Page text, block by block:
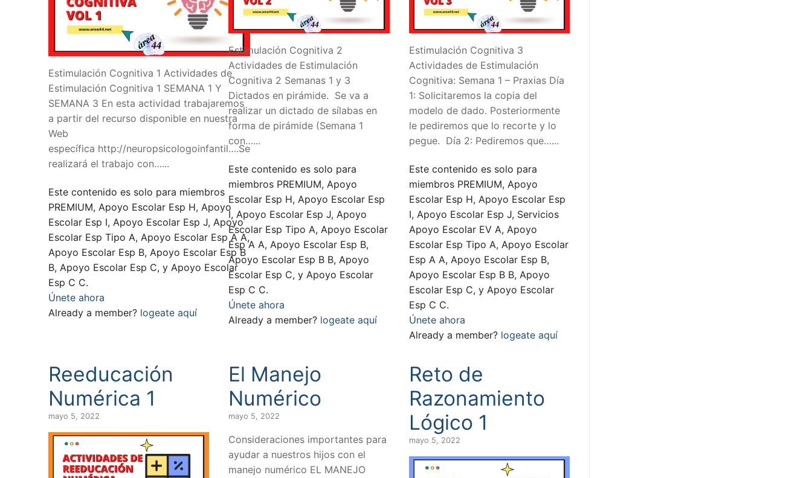
Estimulación Cognitiva 1 Actividades de
Estimulación Cognitiva 1 SEMANA 1 Y
SEMANA 3 En esta actividad trabajaremos
a partir del recurso disponible en nuestra
Web
específica http://neuropsicologoinfantil….Se
realizará el trabajo con…...
Este contenido es solo para miembros
PREMIUM, Apoyo Escolar Esp H, Apoyo
Escolar Esp I, Apoyo Escolar Esp J, Apoyo
Escolar Esp Tipo A, Apoyo Escolar Esp A A,
Apoyo Escolar Esp B, Apoyo Escolar Esp B
B, Apoyo Escolar Esp C, y Apoyo Escolar
Esp C C.
Únete ahora
Already a member? logeate aquí
Estimulación Cognitiva 2
Actividades de Estimulación
Cognitiva 2 Semanas 1 y 3
Dictados en pirámide. Se va a
realizar un dictado de sílabas en
forma de pirámide (Semana 1
con…...
Este contenido es solo para
miembros PREMIUM, Apoyo
Escolar Esp H, Apoyo Escolar Esp
I, Apoyo Escolar Esp J, Apoyo
Escolar Esp Tipo A, Apoyo Escolar
Esp A A, Apoyo Escolar Esp B,
Apoyo Escolar Esp B B, Apoyo
Escolar Esp C, y Apoyo Escolar
Esp C C.
Únete ahora
Already a member? logeate aquí
Estimulación Cognitiva 3
Actividades de Estimulación
Cognitiva: Semana 1 – Praxias Día
1: Solicitaremos la copia del
modelo de dado. Posteriormente
le pediremos que lo recorte y lo
pegue. Día 2: Pediremos que…...
Este contenido es solo para
miembros PREMIUM, Apoyo
Escolar Esp H, Apoyo Escolar Esp
I, Apoyo Escolar Esp J, Servicios
Apoyo Escolar EV A, Apoyo
Escolar Esp Tipo A, Apoyo Escolar
Esp A A, Apoyo Escolar Esp B,
Apoyo Escolar Esp B B, Apoyo
Escolar Esp C, y Apoyo Escolar
Esp C C.
Únete ahora
Already a member? logeate aquí
Reeducación
Numérica 1
mayo 5, 2022
El Manejo
Numérico
mayo 5, 2022
Consideraciones importantes para
ayudar a nuestros hijos con el
manejo numérico EL MANEJO
Reto de
Razonamiento
Lógico 1
mayo 5, 2022